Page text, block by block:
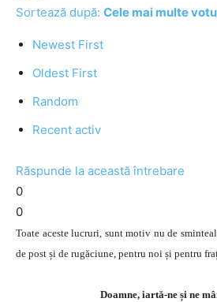
Sortează după: Cele mai multe
Newest First
Oldest First
Random
Recent activ
Răspunde la această întrebare
0
0
Toate aceste lucruri, sunt motiv nu de
de post și de rugăciune, pentru noi și pentru
Doamne, iartă-ne și ne